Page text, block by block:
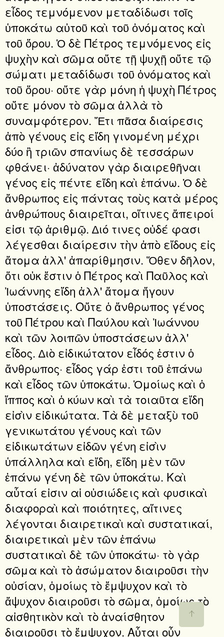
εἶδος τεμνόμενον μεταδίδωσι τοῖς
ὑποκάτω αὐτοῦ καὶ τοῦ ὀνόματος καὶ
τοῦ ὅρου. Ὁ δὲ Πέτρος τεμνόμενος εἰς
ψυχὴν καὶ σῶμα οὔτε τῇ ψυχῇ οὔτε τῷ
σώματι μεταδίδωσι τοῦ ὀνόματος καὶ
τοῦ ὅρου· οὔτε γὰρ μόνη ἡ ψυχὴ Πέτρος
οὔτε μόνον τὸ σῶμα ἀλλὰ τὸ
συναμφότερον. Ἔτι πᾶσα διαίρεσις
ἀπὸ γένους εἰς εἴδη γινομένη μέχρι
δύο ἢ τριῶν σπανίως δὲ τεσσάρων
φθάνει· ἀδύνατον γὰρ διαιρεθῆναι
γένος εἰς πέντε εἴδη καὶ ἐπάνω. Ὁ δὲ
ἄνθρωπος εἰς πάντας τοὺς κατὰ μέρος
ἀνθρώπους διαιρεῖται, οἵτινες ἄπειροί
εἰσι τῷ ἀριθμῷ. ∆ιό τινες οὐδέ φασι
λέγεσθαι διαίρεσιν τὴν ἀπὸ εἴδους εἰς
ἄτομα ἀλλ' ἀπαρίθμησιν. Ὅθεν δῆλον,
ὅτι οὐκ ἔστιν ὁ Πέτρος καὶ Παῦλος καὶ
Ἰωάννης εἴδη ἀλλ' ἄτομα ἤγουν
ὑποστάσεις. Οὔτε ὁ ἄνθρωπος γένος
τοῦ Πέτρου καὶ Παύλου καὶ Ἰωάννου
καὶ τῶν λοιπῶν ὑποστάσεων ἀλλ'
εἶδος. ∆ιὸ εἰδικώτατον εἶδός ἐστιν ὁ
ἄνθρωπος· εἶδος γάρ ἐστι τοῦ ἐπάνω
καὶ εἶδος τῶν ὑποκάτω. Ὁμοίως καὶ ὁ
ἵππος καὶ ὁ κύων καὶ τὰ τοιαῦτα εἴδη
εἰσὶν εἰδικώτατα. Τὰ δὲ μεταξὺ τοῦ
γενικωτάτου γένους καὶ τῶν
εἰδικωτάτων εἰδῶν γένη εἰσὶν
ὑπάλληλα καὶ εἴδη, εἴδη μὲν τῶν
ἐπάνω γένη δὲ τῶν ὑποκάτω. Καὶ
αὗταί εἰσιν αἱ οὐσιώδεις καὶ φυσικαὶ
διαφοραὶ καὶ ποιότητες, αἵτινες
λέγονται διαιρετικαὶ καὶ συστατικαί,
διαιρετικαὶ μὲν τῶν ἐπάνω
συστατικαὶ δὲ τῶν ὑποκάτω· τὸ γὰρ
σῶμα καὶ τὸ ἀσώματον διαιροῦσι τὴν
οὐσίαν, ὁμοίως τὸ ἔμψυχον καὶ τὸ
ἄψυχον διαιροῦσι τὸ σῶμα, ὁμοίως τὸ
αἰσθητικὸν καὶ τὸ ἀναίσθητον
διαιροῦσι τὸ ἔμψυχον. Αὗται οὖν